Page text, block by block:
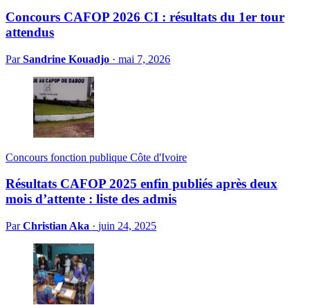
Concours CAFOP 2026 CI : résultats du 1er tour
attendus
ParSandrine Kouadjo · mai 7, 2026
Concours fonction publique Côte d'Ivoire
Résultats CAFOP 2025 enfin publiés après deux
mois d’attente : liste des admis
ParChristian Aka · juin 24, 2025